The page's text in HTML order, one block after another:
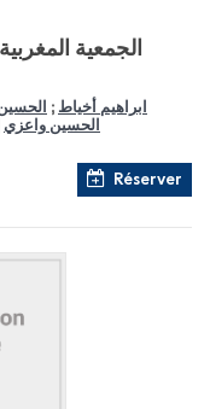
الجمعية
ابراهيم أخياط ;
الحسين واعزي
Réserver